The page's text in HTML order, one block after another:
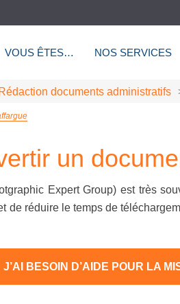
VOUS ÊTES… NOS SERVICES
Rédaction documents administratifs
un
Expert Group) est très
de réduire le temps de
J’AI BESOIN D’AIDE POUR LA